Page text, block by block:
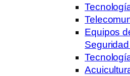
Equipos